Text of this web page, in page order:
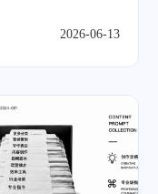
2026-06-13